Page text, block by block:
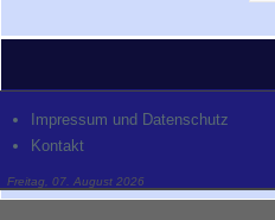
Impressum und Datenschutz
Kontakt
Freitag, 07. August 2026